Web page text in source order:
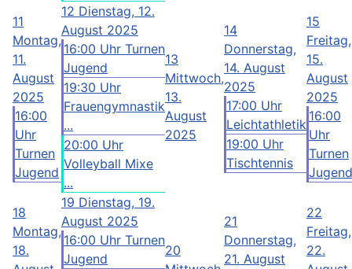
11
Montag,
11.
August
2025
16:00
Uhr
Turnen
Jugend
12 Dienstag, 12.
August 2025
16:00 Uhr Turnen
Jugend
19:30 Uhr
Frauengymnastik
...
20:00 Uhr
Volleyball Mixe
...
13
Mittwoch,
13.
August
2025
14
Donnerstag,
14. August
2025
17:00 Uhr
Leichtathletik
19:00 Uhr
Tischtennis
15
Freitag,
15.
August
2025
16:00
Uhr
Turnen
Jugend
18
Montag,
18.
19 Dienstag, 19.
August 2025
16:00 Uhr Turnen
Jugend
20
21
Donnerstag,
21. August
22
Freitag,
22.